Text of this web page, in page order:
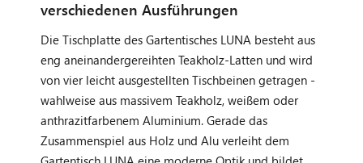
verschiedenen Ausführungen
Die Tischplatte des Gartentisches LUNA besteht aus
eng aneinandergereihten Teakholz-Latten und wird
von vier leicht ausgestellten Tischbeinen getragen -
wahlweise aus massivem Teakholz, weißem oder
anthrazitfarbenem Aluminium. Gerade das
Zusammenspiel aus Holz und Alu verleiht dem